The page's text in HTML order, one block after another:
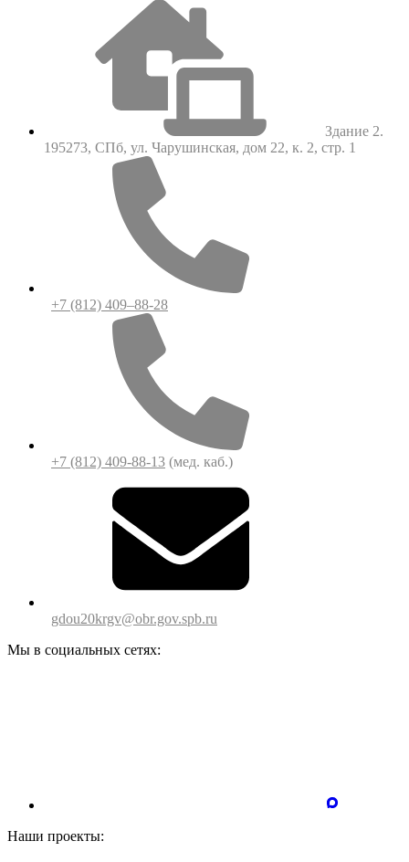
Здание 2.
195273, СПб, ул. Чарушинская, дом 22, к. 2, стр. 1
+7 (812) 409–88-28
+7 (812) 409-88-13 (мед. каб.)
gdou20krgv@obr.gov.spb.ru
Мы в социальных сетях:
Наши проекты: